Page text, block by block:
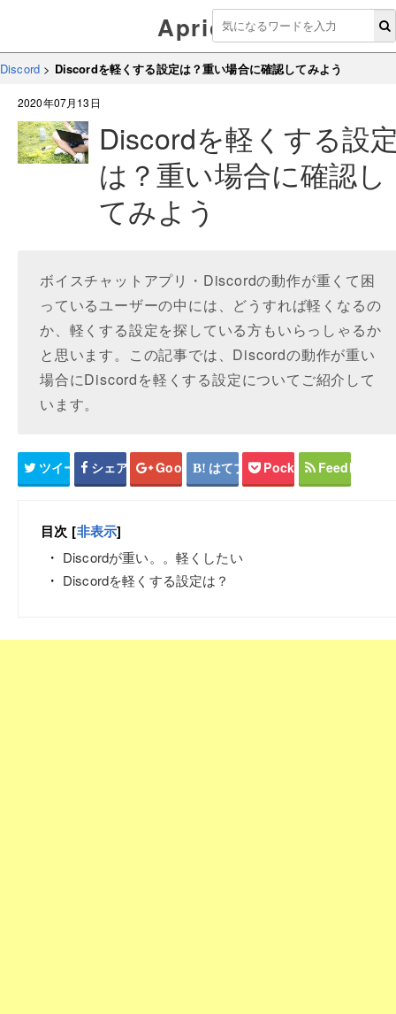
Aprico
Discord > Discordを軽くする設定は？重い場合に確認してみよう
2020年07月13日
Discordを軽くする設
は？重い場合に確認し
てみよう
ボイスチャットアプリ・Discordの動作が重くて困
っているユーザーの中には、どうすれば軽くなるの
か、軽くする設定を探している方もいらっしゃるか
と思います。この記事では、Discordの動作が重い
場合にDiscordを軽くする設定についてご紹介して
います。
ツイート シェア Google+ はてブ Pocket Feedly
目次 [非表示]
Discordが重い。。軽くしたい
Discordを軽くする設定は？